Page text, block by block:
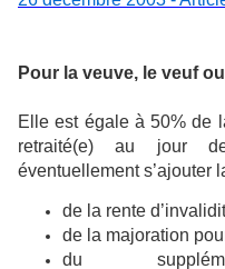
Pour la veuve, le veuf
Elle est égale à 50% de
retraité(e) au jour
éventuellement s’ajouter
de la rente
de la majoration
du